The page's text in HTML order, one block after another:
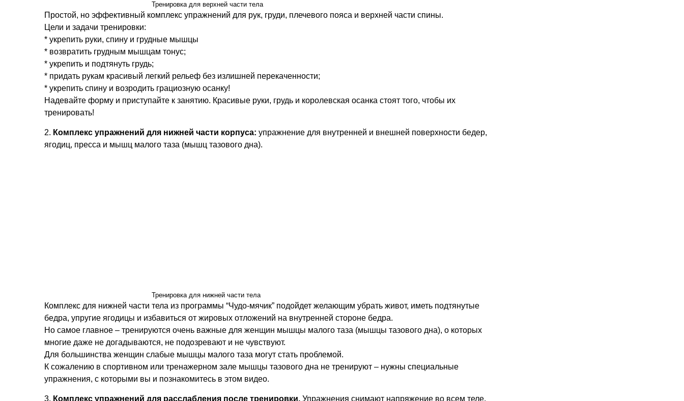
Тренировка для верхней части тела
Простой, но эффективный комплекс упражнений для рук, груди, плечевого пояса и верхней части спины.
Цели и задачи тренировки:
* укрепить руки, спину и грудные мышцы
* возвратить грудным мышцам тонус;
* укрепить и подтянуть грудь;
* придать рукам красивый легкий рельеф без излишней перекаченности;
* укрепить спину и возродить грациозную осанку!
Надевайте форму и приступайте к занятию. Красивые руки, грудь и королевская осанка стоят того, чтобы их
тренировать!
2. Комплекс упражнений для нижней части корпуса: упражнение для внутренней и внешней поверхности бедер,
ягодиц, пресса и мышц малого таза (мышц тазового дна).
Тренировка для нижней части тела
Комплекс для нижней части тела из программы “Чудо-мячик” подойдет желающим убрать живот, иметь подтянутые
бедра, упругие ягодицы и избавиться от жировых отложений на внутренней стороне бедра.
Но самое главное – тренируются очень важные для женщин мышцы малого таза (мышцы тазового дна), о которых
многие даже не догадываются, не подозревают и не чувствуют.
Для большинства женщин слабые мышцы малого таза могут стать проблемой.
К сожалению в спортивном или тренажерном зале мышцы тазового дна не тренируют – нужны специальные
упражнения, с которыми вы и познакомитесь в этом видео.
3. Комплекс упражнений для расслабления после тренировки. Упражнения снимают напряжение во всем теле,